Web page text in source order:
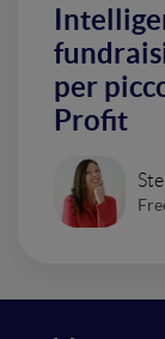
per
Profit